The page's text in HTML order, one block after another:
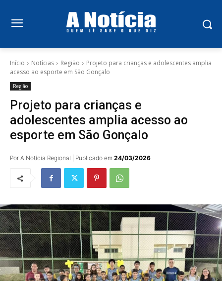
Início Notícias Região
Projeto para crianças e adolescentes amplia
acesso ao esporte em São Gonçalo
Região
Projeto para crianças e
adolescentes amplia acesso ao
esporte em São Gonçalo
Por A Notícia Regional | Publicado em 24/03/2026